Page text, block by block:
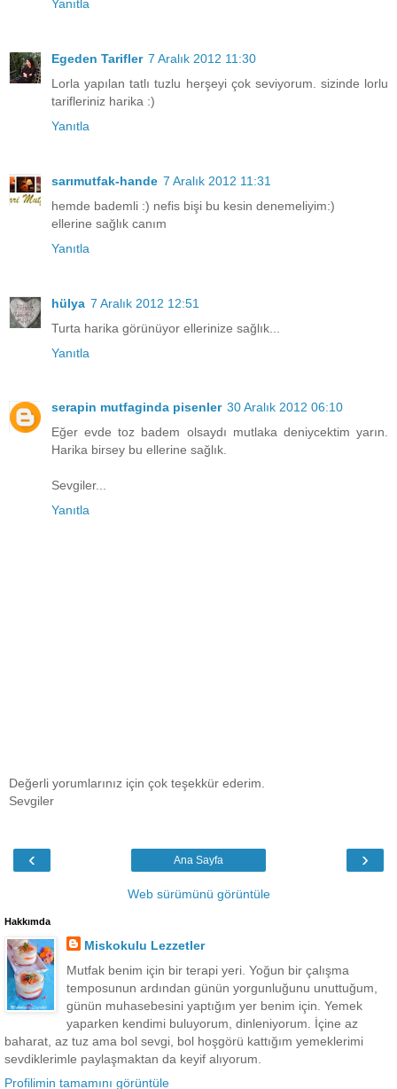
Yanıtla
Egeden Tarifler 7 Aralık 2012 11:30
Lorla yapılan tatlı tuzlu herşeyi çok seviyorum. sizinde lorlu
tarifleriniz harika :)
Yanıtla
sarımutfak-hande 7 Aralık 2012 11:31
hemde bademli :) nefis bişi bu kesin denemeliyim:)
ellerine sağlık canım
Yanıtla
hülya 7 Aralık 2012 12:51
Turta harika görünüyor ellerinize sağlık...
Yanıtla
serapin mutfaginda pisenler 30 Aralık 2012 06:10
Eğer evde toz badem olsaydı mutlaka deniycektim yarın.
Harika birsey bu ellerine sağlık.
Sevgiler...
Yanıtla
Değerli yorumlarınız için çok teşekkür ederim.
Sevgiler
‹ ›
Ana Sayfa
Web sürümünü görüntüle
Hakkımda
Miskokulu Lezzetler
Mutfak benim için bir terapi yeri. Yoğun bir çalışma
temposunun ardından günün yorgunluğunu unuttuğum,
günün muhasebesini yaptığım yer benim için. Yemek
yaparken kendimi buluyorum, dinleniyorum. İçine az
baharat, az tuz ama bol sevgi, bol hoşgörü kattığım yemeklerimi
sevdiklerimle paylaşmaktan da keyif alıyorum.
Profilimin tamamını görüntüle